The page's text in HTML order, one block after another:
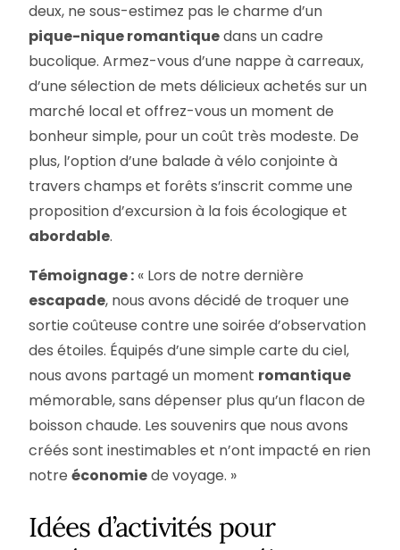
deux, ne sous-estimez pas le charme d’un
pique-nique romantiquedans un cadre
bucolique. Armez-vous d’une nappe à carreaux,
d’une sélection de mets délicieux achetés sur un
marché local et offrez-vous un moment de
bonheur simple, pour un coût très modeste. De
plus, l’option d’une balade à vélo conjointe à
travers champs et forêts s’inscrit comme une
proposition d’excursion à la fois écologique et
abordable.
Témoignage : « Lors de notre dernière
escapade, nous avons décidé de troquer une
sortie coûteuse contre une soirée d’observation
des étoiles. Équipés d’une simple carte du ciel,
nous avons partagé un moment romantique
mémorable, sans dépenser plus qu’un flacon de
boisson chaude. Les souvenirs que nous avons
créés sont inestimables et n’ont impacté en rien
notreéconomiede voyage. »
Idées d’activités pour